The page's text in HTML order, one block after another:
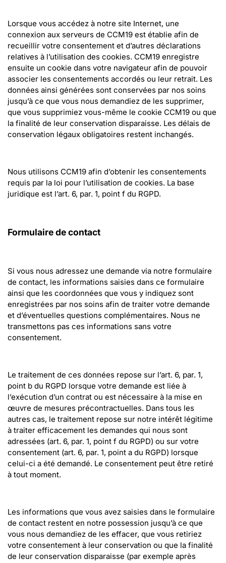
Lorsque vous accédez à notre site Internet, une
connexion aux serveurs de CCM19 est établie afin de
recueillir votre consentement et d’autres déclarations
relatives à l’utilisation des cookies. CCM19 enregistre
ensuite un cookie dans votre navigateur afin de pouvoir
associer les consentements accordés ou leur retrait. Les
données ainsi générées sont conservées par nos soins
jusqu’à ce que vous nous demandiez de les supprimer,
que vous supprimiez vous-même le cookie CCM19 ou que
la finalité de leur conservation disparaisse. Les délais de
conservation légaux obligatoires restent inchangés.
Nous utilisons CCM19 afin d’obtenir les consentements
requis par la loi pour l’utilisation de cookies. La base
juridique est l’art. 6, par. 1, point f du RGPD.
Formulaire de contact
Si vous nous adressez une demande via notre formulaire
de contact, les informations saisies dans ce formulaire
ainsi que les coordonnées que vous y indiquez sont
enregistrées par nos soins afin de traiter votre demande
et d’éventuelles questions complémentaires. Nous ne
transmettons pas ces informations sans votre
consentement.
Le traitement de ces données repose sur l’art. 6, par. 1,
point b du RGPD lorsque votre demande est liée à
l’exécution d’un contrat ou est nécessaire à la mise en
œuvre de mesures précontractuelles. Dans tous les
autres cas, le traitement repose sur notre intérêt légitime
à traiter efficacement les demandes qui nous sont
adressées (art. 6, par. 1, point f du RGPD) ou sur votre
consentement (art. 6, par. 1, point a du RGPD) lorsque
celui-ci a été demandé. Le consentement peut être retiré
à tout moment.
Les informations que vous avez saisies dans le formulaire
de contact restent en notre possession jusqu’à ce que
vous nous demandiez de les effacer, que vous retiriez
votre consentement à leur conservation ou que la finalité
de leur conservation disparaisse (par exemple après